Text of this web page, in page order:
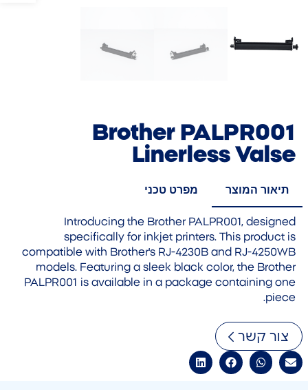
Brother PALPR001
Linerless Valse
תיאור המוצר מפרט טכני
Introducing the Brother PALPR001, designed
specifically for inkjet printers. This product is
compatible with Brother's RJ-4230B and RJ-4250WB
models. Featuring a sleek black color, the Brother
PALPR001 is available in a package containing one
piece.
צור קשר